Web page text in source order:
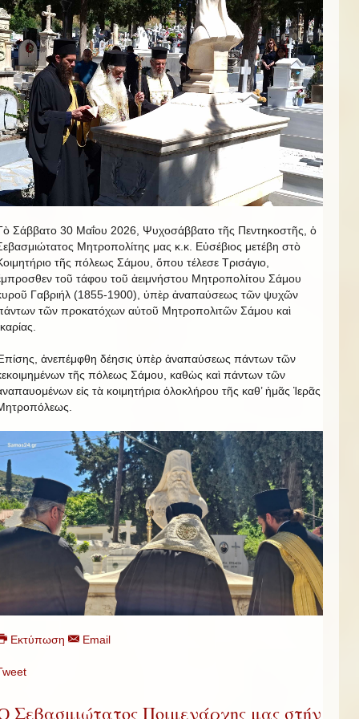
Σάββατο 30 Μαΐου 2026, Ψυχοσάββατο τῆς Πεντηκοστῆς, ὁ
Μητροπολίτης μας κ.κ. Εὐσέβιος μετέβη στὸ
τῆς πόλεως Σάμου, ὅπου τέλεσε Τρισάγιο,
τοῦ τάφου τοῦ ἀειμνήστου Μητροπολίτου Σάμου
Γαβριήλ (1855-1900), ὑπὲρ ἀναπαύσεως τῶν ψυχῶν
τῶν προκατόχων αὐτοῦ Μητροπολιτῶν Σάμου καὶ
ἀνεπέμφθη δέησις ὑπὲρ ἀναπαύσεως πάντων τῶν
τῆς πόλεως Σάμου, καθὼς καὶ πάντων τῶν
εἰς τὰ κοιμητήρια ὁλοκλήρου τῆς καθ’ ἡμᾶς Ἱερᾶς
Εκτύπωση Email
Σεβασμιώτατος Ποιμενάρχης μας στήν